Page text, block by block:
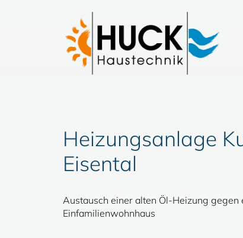
Heizungsanlage
Eisental
Austausch einer alten Öl-Heizung gegen
Einfamilienwohnhaus